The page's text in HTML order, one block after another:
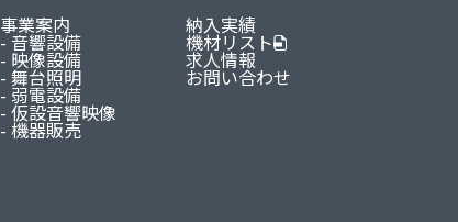
事業案内
音響設備
映像設備
舞台照明
弱電設備
仮設音響映像
機器販売
納入実績
機材リスト
求人情報
お問い合わせ